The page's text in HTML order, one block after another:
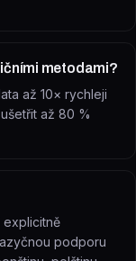
metodami?
až 10× rychleji
až 80 %
explicitně
podporu